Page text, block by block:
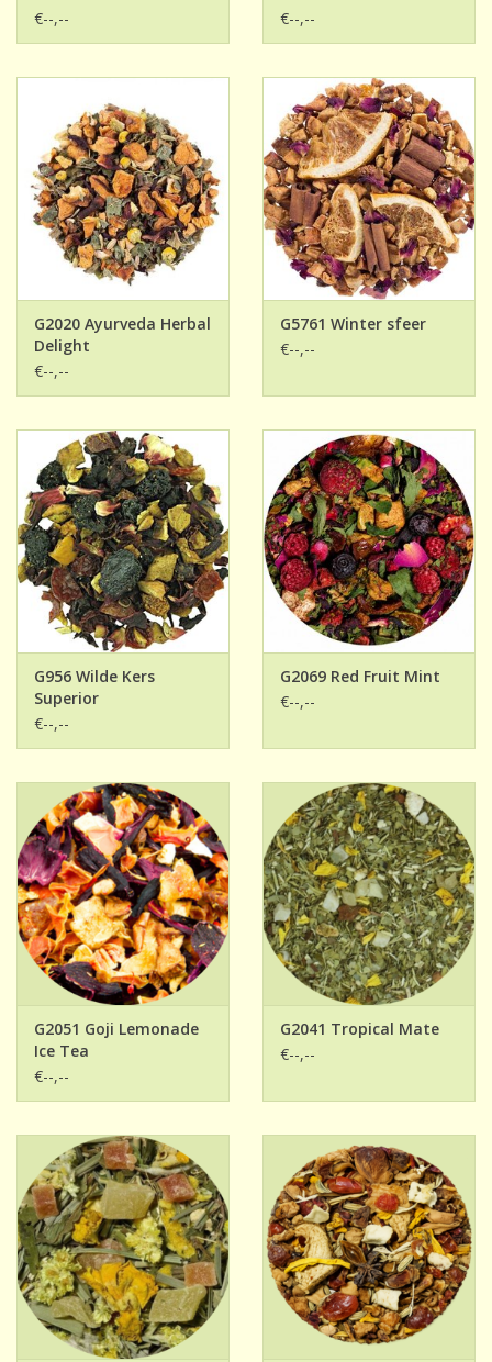
€--,--
€--,--
G2020 Ayurveda Herbal
Delight
€--,--
G5761 Winter sfeer
€--,--
G956 Wilde Kers
Superior
€--,--
G2069 Red Fruit Mint
€--,--
G2051 Goji Lemonade
Ice Tea
€--,--
G2041 Tropical Mate
€--,--